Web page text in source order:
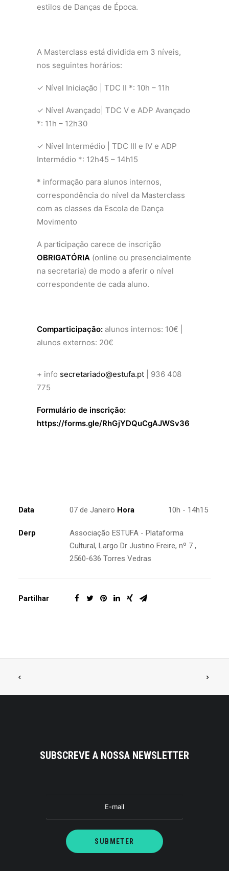
estilos de Danças de Época.
A Masterclass está dividida em 3 níveis,
nos seguintes horários:
✓ Nível Iniciação | TDC II *: 10h – 11h
✓ Nível Avançado| TDC V e ADP Avançado
*: 11h – 12h30
✓ Nível Intermédio | TDC III e IV e ADP
Intermédio *: 12h45 – 14h15
* informação para alunos internos,
correspondência do nível da Masterclass
com as classes da Escola de Dança
Movimento
A participação carece de inscrição
OBRIGATÓRIA (online ou presencialmente
na secretaria) de modo a aferir o nível
correspondente de cada aluno.
Comparticipação: alunos internos: 10€ |
alunos externos: 20€
+ info secretariado@estufa.pt | 936 408
775
Formulário de inscrição:
https://forms.gle/RhGjYDQuCgAJWSv36
Data 07 de Janeiro Hora 10h - 14h15
Derp
Associação ESTUFA - Plataforma
Cultural, Largo Dr Justino Freire, nº 7 ,
2560-636 Torres Vedras
Partilhar
SUBSCREVE A NOSSA NEWSLETTER